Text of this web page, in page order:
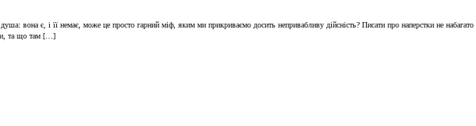
душа: вона є, і її немає, може це просто гарний міф, яким ми прикриваємо досить непривабливу дійсність? Писати про наперстки не
та що там […]